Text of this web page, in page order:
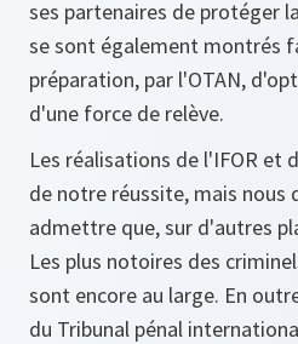
ses partenaires de protéger
se sont également montrés
préparation, par l'OTAN,
d'une force de relève.
Les réalisations de l'IFOR et
de notre réussite, mais nous
admettre que, sur d'autres
Les plus notoires des
sont encore au large. En
du Tribunal pénal